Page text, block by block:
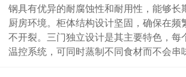
钢具有优异的耐腐蚀性和耐用性，能够长
厨房环境。柜体结构设计坚固，确保在频
不开裂。三门独立设计是其主要特色，每
温控系统，可同时蒸制不同食材而不会串